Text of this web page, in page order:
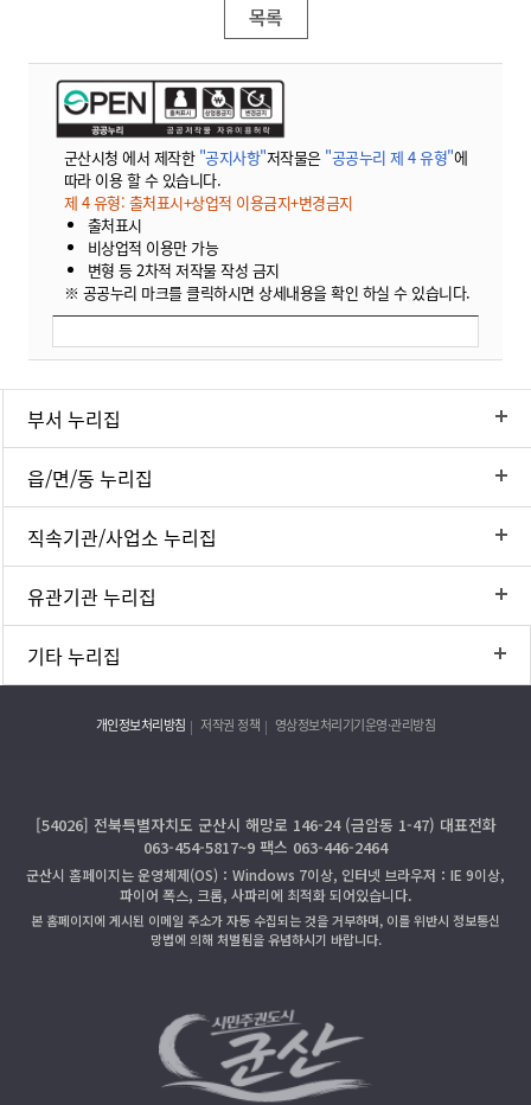
목록
군산시청 에서 제작한 "공지사항"저작물은 "공공누리 제 4 유형"에
따라 이용 할 수 있습니다.
제 4 유형: 출처표시+상업적 이용금지+변경금지
출처표시
비상업적 이용만 가능
변형 등 2차적 저작물 작성 금지
※ 공공누리 마크를 클릭하시면 상세내용을 확인 하실 수 있습니다.
부서 누리집
읍/면/동 누리집
직속기관/사업소 누리집
유관기관 누리집
기타 누리집
개인정보처리방침 저작권 정책 영상정보처리기기운영·관리방침
[54026] 전북특별자치도 군산시 해망로 146-24 (금암동 1-47) 대표전화
063-454-5817~9 팩스 063-446-2464
군산시 홈페이지는 운영체제(OS)：Windows 7이상, 인터넷 브라우저：IE 9이상,
파이어 폭스, 크롬, 사파리에 최적화 되어있습니다.
본 홈페이지에 게시된 이메일 주소가 자동 수집되는 것을 거부하며, 이를 위반시 정보통신
망법에 의해 처벌됨을 유념하시기 바랍니다.